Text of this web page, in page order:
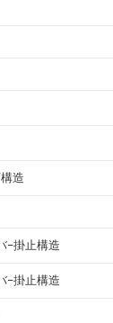
造
−掛止構造
−掛止構造